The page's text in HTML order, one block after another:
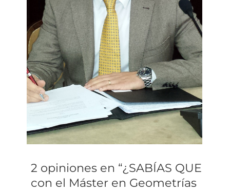
2 opiniones en “¿SABÍAS QUE
con el Máster en Geometrías